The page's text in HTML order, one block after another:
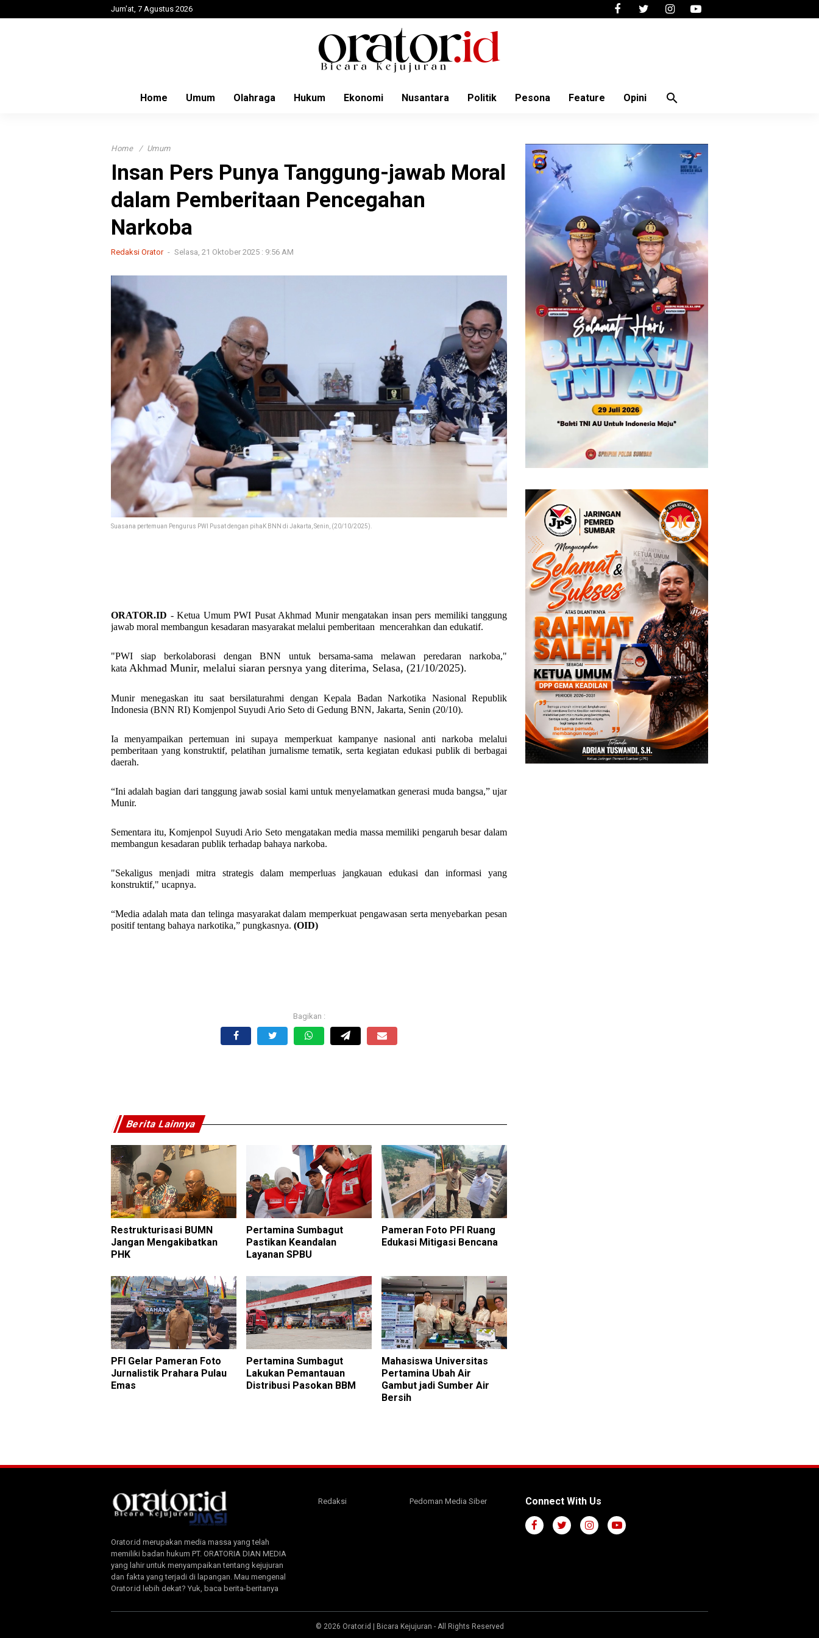
Jum'at, 7 Agustus 2026
Home Umum Olahraga Hukum Ekonomi Nusantara Politik Pesona Feature Opini search
Home Umum
Insan Pers Punya Tanggung-jawab Moral
dalam Pemberitaan Pencegahan
Narkoba
Redaksi Orator Selasa, 21 Oktober 2025 : 9:56 AM
Suasana pertemuan Pengurus PWI Pusat dengan pihaK BNN di Jakarta, Senin, (20/10/2025).
ORATOR.ID - Ketua Umum PWI Pusat Akhmad Munir mengatakan insan pers memiliki tanggung
jawab moral membangun kesadaran masyarakat melalui pemberitaan mencerahkan dan edukatif.
"PWI siap berkolaborasi dengan BNN untuk bersama-sama melawan peredaran narkoba,"
kata Akhmad Munir, melalui siaran persnya yang diterima, Selasa, (21/10/2025).
Munir menegaskan itu saat bersilaturahmi dengan Kepala Badan Narkotika Nasional Republik
Indonesia (BNN RI) Komjenpol Suyudi Ario Seto di Gedung BNN, Jakarta, Senin (20/10).
Ia menyampaikan pertemuan ini supaya memperkuat kampanye nasional anti narkoba melalui
pemberitaan yang konstruktif, pelatihan jurnalisme tematik, serta kegiatan edukasi publik di berbagai
daerah.
“Ini adalah bagian dari tanggung jawab sosial kami untuk menyelamatkan generasi muda bangsa,” ujar
Munir.
Sementara itu, Komjenpol Suyudi Ario Seto mengatakan media massa memiliki pengaruh besar dalam
membangun kesadaran publik terhadap bahaya narkoba.
"Sekaligus menjadi mitra strategis dalam memperluas jangkauan edukasi dan informasi yang
konstruktif," ucapnya.
“Media adalah mata dan telinga masyarakat dalam memperkuat pengawasan serta menyebarkan pesan
positif tentang bahaya narkotika,” pungkasnya. (OID)
Berita Lainnya
Restrukturisasi BUMN
Jangan Mengakibatkan
PHK
Pertamina Sumbagut
Pastikan Keandalan
Layanan SPBU
Pameran Foto PFI Ruang
Edukasi Mitigasi Bencana
PFI Gelar Pameran Foto
Jurnalistik Prahara Pulau
Emas
Pertamina Sumbagut
Lakukan Pemantauan
Distribusi Pasokan BBM
Mahasiswa Universitas
Pertamina Ubah Air
Gambut jadi Sumber Air
Bersih
Orator.id merupakan media massa yang telah
memiliki badan hukum PT. ORATORIA DIAN MEDIA
yang lahir untuk menyampaikan tentang kejujuran
dan fakta yang terjadi di lapangan. Mau mengenal
Orator.id lebih dekat? Yuk, baca berita-beritanya
Redaksi Pedoman Media Siber Connect With Us
© 2026 Orator.id | Bicara Kejujuran - All Rights Reserved